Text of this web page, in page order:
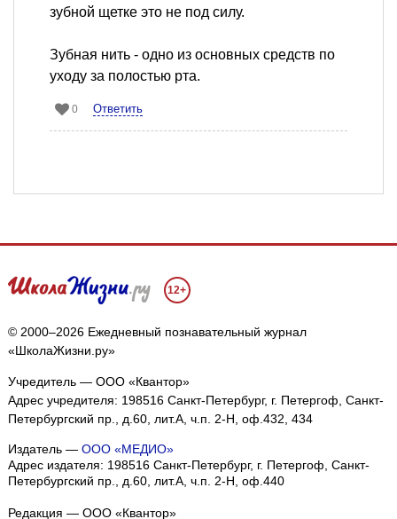
зубной щетке это не под силу.
Зубная нить - одно из основных средств по
уходу за полостью рта.
0 Ответить
12+
© 2000–2026 Ежедневный познавательный журнал
«ШколаЖизни.ру»
Учредитель — ООО «Квантор»
Адрес учредителя: 198516 Санкт-Петербург, г. Петергоф, Санкт-
Петербургский пр., д.60, лит.А, ч.п. 2-Н, оф.432, 434
Издатель — ООО «МЕДИО»
Адрес издателя: 198516 Санкт-Петербург, г. Петергоф, Санкт-
Петербургский пр., д.60, лит.А, ч.п. 2-Н, оф.440
Редакция — ООО «Квантор»